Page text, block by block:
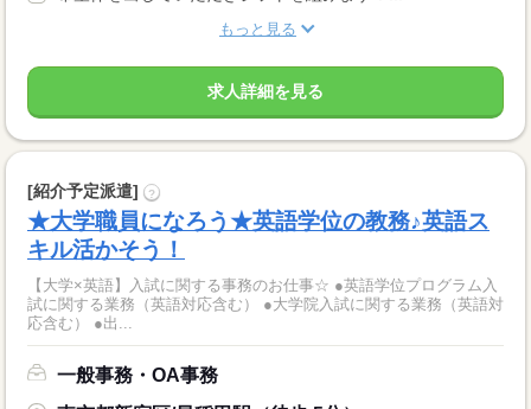
もっと見る
求人詳細を見る
[紹介予定派遣] ?
★大学職員になろう★英語学位の教務♪英語ス
キル活かそう！
【大学×英語】入試に関する事務のお仕事☆ ●英語学位プログラム入
試に関する業務（英語対応含む） ●大学院入試に関する業務（英語対
応含む） ●出...
一般事務・OA事務